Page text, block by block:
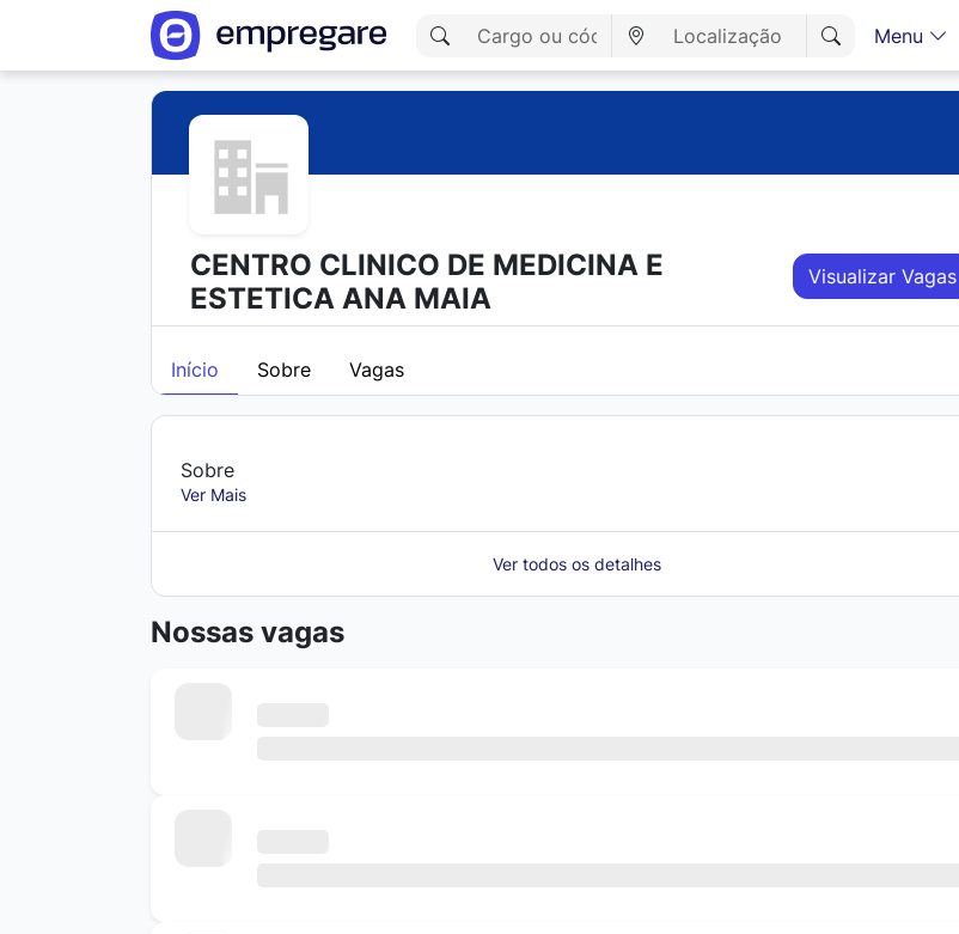
Menu
CENTRO CLINICO DE MEDICINA E
ESTETICA ANA MAIA
Visualizar Vagas
Início Sobre Vagas
Sobre
Ver Mais
Ver todos os detalhes
Nossas vagas